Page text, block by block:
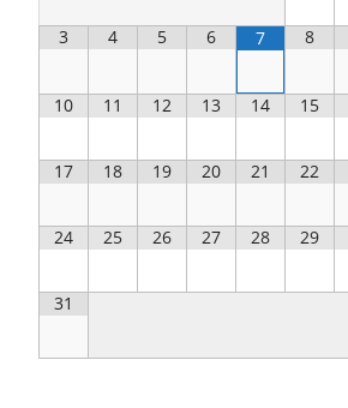
3 4 5 6 7 8
10 11 12 13 14 15
17 18 19 20 21 22
24 25 26 27 28 29
31